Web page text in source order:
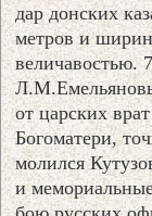
дар донских
метров и
величавостью.
от царских
Богоматери,
молился
и